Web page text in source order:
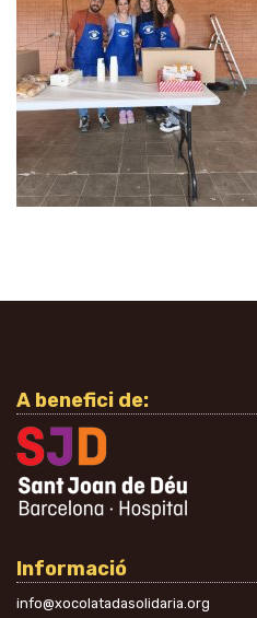
A benefici de:
Informació
info@xocolatadasolidaria.org